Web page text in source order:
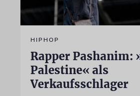
HIPHOP
Rapper Pashanim:
Palestine« als
Verkaufsschlager